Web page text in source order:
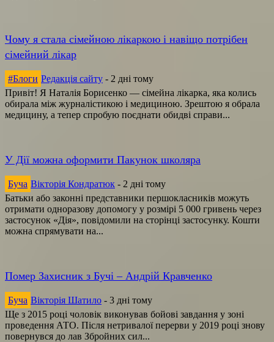
Чому я стала сімейною лікаркою і навіщо потрібен
сімейний лікар
#Блоги Редакція сайту - 2 дні тому
Привіт! Я Наталія Борисенко — сімейна лікарка, яка колись
обирала між журналістикою і медициною. Зрештою я обрала
медицину, а тепер спробую поєднати обидві справи...
У Дії можна оформити Пакунок школяра
Буча Вікторія Кондратюк - 2 дні тому
Батьки або законні представники першокласників можуть
отримати одноразову допомогу у розмірі 5 000 гривень через
застосунок «Дія», повідомили на сторінці застосунку. Кошти
можна спрямувати на...
Помер Захисник з Бучі – Андрій Кравченко
Буча Вікторія Шатило - 3 дні тому
Ще з 2015 році чоловік виконував бойові завдання у зоні
проведення АТО. Після нетривалої перерви у 2019 році знову
повернувся до лав Збройних сил...